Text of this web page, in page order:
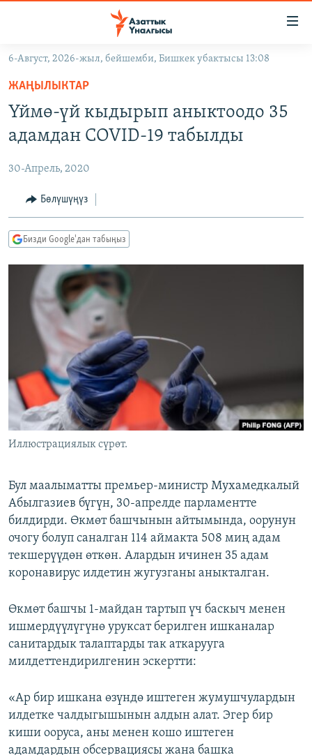
Навигацияга
өтүңүз
Издөөгө
салыңызКЫРГЫЗСТАН
ЭКОНОМИКА
МАДАНИЯТ
БОРБОР АЗИЯ
АТАЙЫН ИЛИКТӨӨ
ТВ ПРОГРАММАЛАР
ЭКСПЕРТТЕР ТАЛДАЙТ
БИЗ ЖАНА ДҮЙНӨ
ДАНИСТЕ
ЭЖЕ-СИҢДИЛЕР
АЗАТТЫК+
ЫҢГАЙСЫЗ СУРООЛОР
ӨЗГӨЧӨ ПИКИР
Русский
ОНЛАЙН ШЕРИНЕ
ЭЕ/АРнун бардык сайттары
6-Август, 2026-жыл, бейшемби, Бишкек убактысы 13:08
ЖАҢЫЛЫКТАР
Үймө-үй кыдырып аныктоодо 35
адамдан COVID-19 табылды
30-Апрель, 2020
Бөлүшүңүз
Бизди Google'дан табыңыз
Иллюстрациялык сүрөт.
Бул маалыматты премьер-министр Мухамедкалый
Абылгазиев бүгүн, 30-апрелде парламентте
билдирди. Өкмөт башчынын айтымында, оорунун
очогу болуп саналган 114 аймакта 508 миң адам
текшерүүдөн өткөн. Алардын ичинен 35 адам
коронавирус илдетин жугузганы аныкталган.
Өкмөт башчы 1-майдан тартып үч баскыч менен
ишмердүүлүгүнө уруксат берилген ишканалар
санитардык талаптарды так аткарууга
милдеттендирилгенин эскертти:
«Ар бир ишкана өзүндө иштеген жумушчулардын
илдетке чалдыгышынын алдын алат. Эгер бир
киши ооруса, аны менен кошо иштеген
адамдардын обсервациясы жана башка